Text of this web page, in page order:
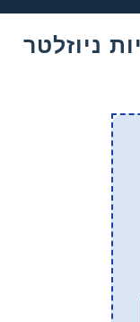
ניוזלטר